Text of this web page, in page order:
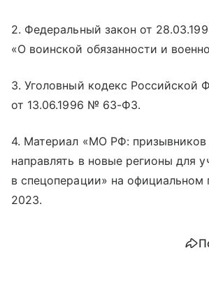
2. Федеральный закон от
«О воинской обязанности и
3. Уголовный кодекс Российской
от 13.06.1996 № 63-ФЗ.
4. Материал «МО РФ: призывников
направлять в новые регионы для
в спецоперации» на официальном
2023.